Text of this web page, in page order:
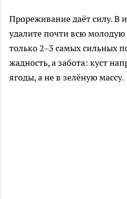
Прореживание даёт силу. В
удалите почти всю молодую
только 2–3 самых сильных
жадность, а забота: куст
ягоды, а не в зелёную массу.